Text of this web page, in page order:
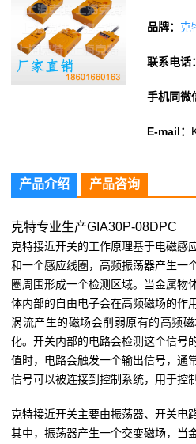
品牌： 克
联系电话
手机同微
E-mail：
产品介绍 产品咨询
克特专业生产GIA30P-08DPC
克特接近开关的工作原理基于电磁感
和一个感应线圈，高频振荡器产生一
圈周围形成一个检测区域。当金属物
体内部的自由电子会在高频磁场的作
涡流产生的磁场会削弱原有的高频
化。开关内部的电路会检测这个信号
值时，电路会触发一个输出信号，通
信号可以被连接到控制系统，用于控
克特接近开关主要由振荡器、开关电
其中，振荡器产生一个交变磁场，当